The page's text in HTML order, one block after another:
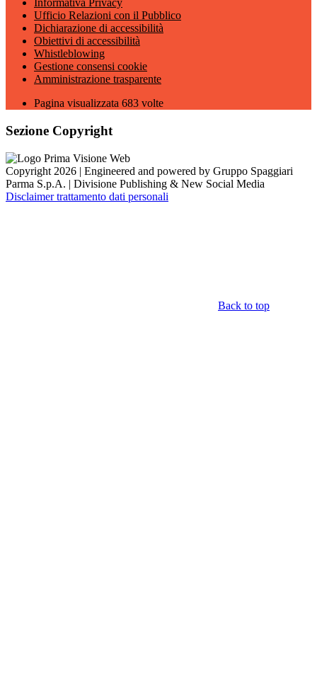
Informativa Privacy
Ufficio Relazioni con il Pubblico
Dichiarazione di accessibilità
Obiettivi di accessibilità
Whistleblowing
Gestione consensi cookie
Amministrazione trasparente
Pagina visualizzata 683 volte
Sezione Copyright
Copyright 2026 | Engineered and powered by Gruppo Spaggiari
Parma S.p.A. | Divisione Publishing & New Social Media
Disclaimer trattamento dati personali
Back to top